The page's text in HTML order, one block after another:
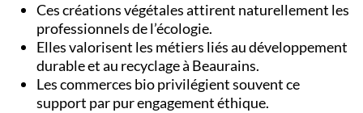
Ces créations végétales attirent naturellement les
professionnels de l’écologie.
Elles valorisent les métiers liés au développement
durable et au recyclage à Beaurains.
Les commerces bio privilégient souvent ce
support par pur engagement éthique.